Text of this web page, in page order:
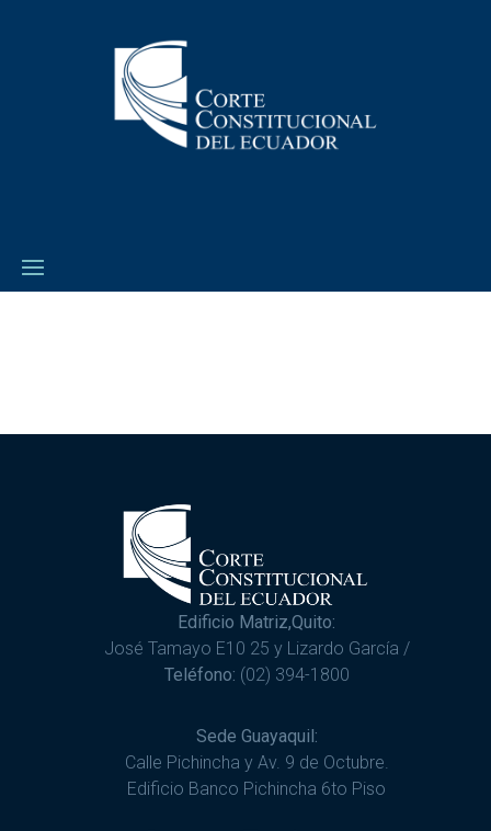
Edificio Matriz,Quito:
José Tamayo E10 25 y Lizardo García /
Teléfono: (02) 394-1800
Sede Guayaquil:
Calle Pichincha y Av. 9 de Octubre.
Edificio Banco Pichincha 6to Piso